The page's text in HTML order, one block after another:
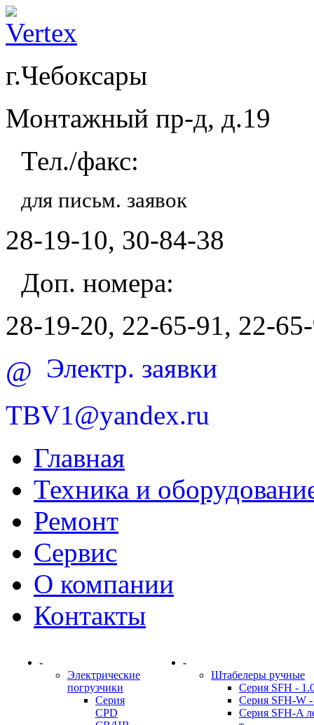
г.Чебоксары
Монтажный пр-д, д.19
Тел./факс:
для письм. заявок
28-19-10, 30-84-38
Доп. номера:
28-19-20, 22-65-91, 22-
@ Электр. заявки
TBV1@yandex.ru
Главная
Техника и
Ремонт
Сервис
О компании
Контакты
-
Электрические
погрузчики
Серия
CPD
-
Штабелеры ручные
Серия SFH -
Серия SFH-W -
Серия SFH-A